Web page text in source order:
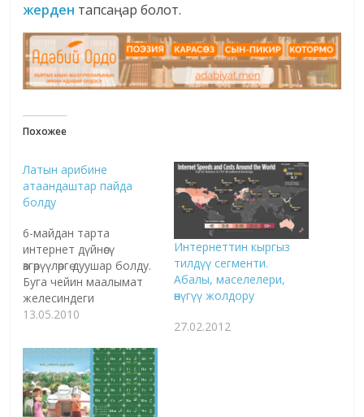
жерден тапсаңар болот.
Похожее
Латын арибине
атаандаштар пайда
болду
6-майдан тарта
интернет дүйнөсү
өзгөрүүлөргө дуушар болду.
Буга чейин маалымат
желесиндеги
сайттардын аты жалаң
жазылып келген болсо,
эми башка ариптерди
да колдонууга
мүмкүнчүлүк түзүлдү.
Маалымат желесиндеги
13.05.2010
Интернеттин кыргыз
тилдүү сегменти.
Абалы, маселелери,
өнүгүү жолдору
27.02.2012